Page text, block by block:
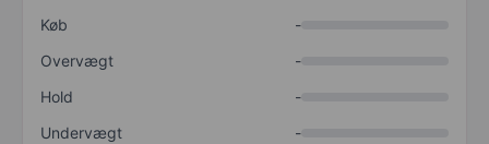
Køb
-
Overvægt
-
Hold
-
Undervægt
-